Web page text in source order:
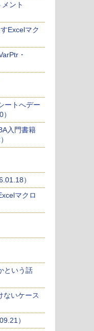
ント
Excelマク
・
ートへデー
入門書籍
）
マクロ
という話
ないケース
）